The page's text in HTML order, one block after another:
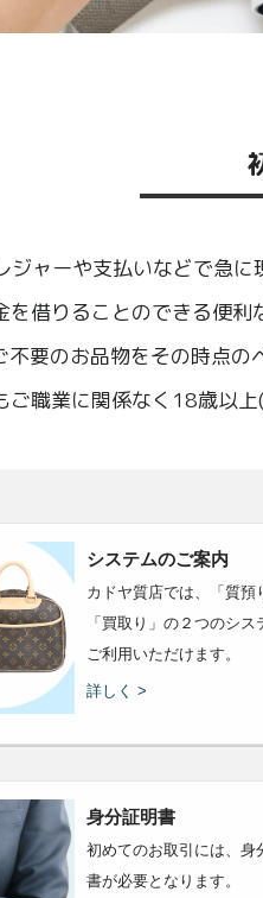
ジャーや支払いなどで急
借りることのできる便利
要のお品物をその時点の
ご職業に関係なく18歳以
システムのご案内
カドヤ質店では、「質預
「買取り」の２つのシス
ご利用いただけます。
詳しく >
身分証明書
初めてのお取引には、身
書が必要となります。